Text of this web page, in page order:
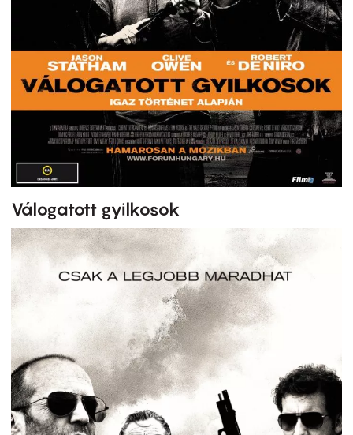
Válogatott gyilkosok